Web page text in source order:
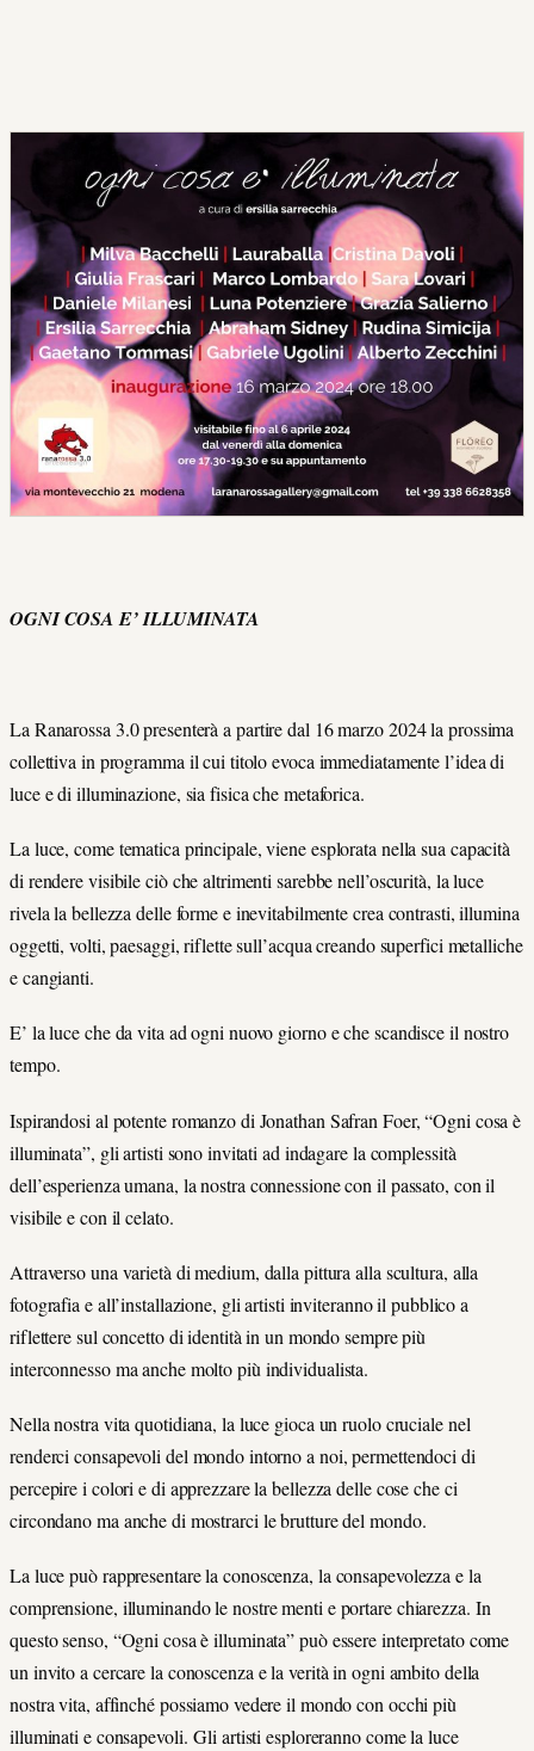
OGNI COSA E’ ILLUMINATA
La Ranarossa 3.0 presenterà a partire dal 16 marzo 2024 la prossima
collettiva in programma il cui titolo evoca immediatamente l’idea di
luce e di illuminazione, sia fisica che metaforica.
La luce, come tematica principale, viene esplorata nella sua capacità
di rendere visibile ciò che altrimenti sarebbe nell’oscurità, la luce
rivela la bellezza delle forme e inevitabilmente crea contrasti, illumina
oggetti, volti, paesaggi, riflette sull’acqua creando superfici metalliche
e cangianti.
E’ la luce che da vita ad ogni nuovo giorno e che scandisce il nostro
tempo.
Ispirandosi al potente romanzo di Jonathan Safran Foer, “Ogni cosa è
illuminata”, gli artisti sono invitati ad indagare la complessità
dell’esperienza umana, la nostra connessione con il passato, con il
visibile e con il celato.
Attraverso una varietà di medium, dalla pittura alla scultura, alla
fotografia e all’installazione, gli artisti inviteranno il pubblico a
riflettere sul concetto di identità in un mondo sempre più
interconnesso ma anche molto più individualista.
Nella nostra vita quotidiana, la luce gioca un ruolo cruciale nel
renderci consapevoli del mondo intorno a noi, permettendoci di
percepire i colori e di apprezzare la bellezza delle cose che ci
circondano ma anche di mostrarci le brutture del mondo.
La luce può rappresentare la conoscenza, la consapevolezza e la
comprensione, illuminando le nostre menti e portare chiarezza. In
questo senso, “Ogni cosa è illuminata” può essere interpretato come
un invito a cercare la conoscenza e la verità in ogni ambito della
nostra vita, affinché possiamo vedere il mondo con occhi più
illuminati e consapevoli. Gli artisti esploreranno come la luce